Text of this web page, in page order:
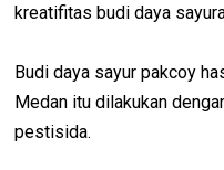
kreatifitas budi daya
Budi daya sayur pakcoy
Medan itu dilakukan
pestisida.